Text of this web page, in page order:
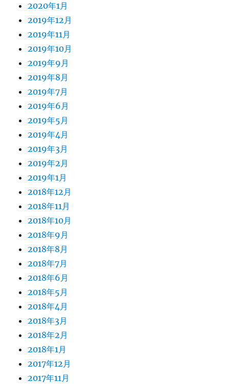
2020年1月
2019年12月
2019年11月
2019年10月
2019年9月
2019年8月
2019年7月
2019年6月
2019年5月
2019年4月
2019年3月
2019年2月
2019年1月
2018年12月
2018年11月
2018年10月
2018年9月
2018年8月
2018年7月
2018年6月
2018年5月
2018年4月
2018年3月
2018年2月
2018年1月
2017年12月
2017年11月